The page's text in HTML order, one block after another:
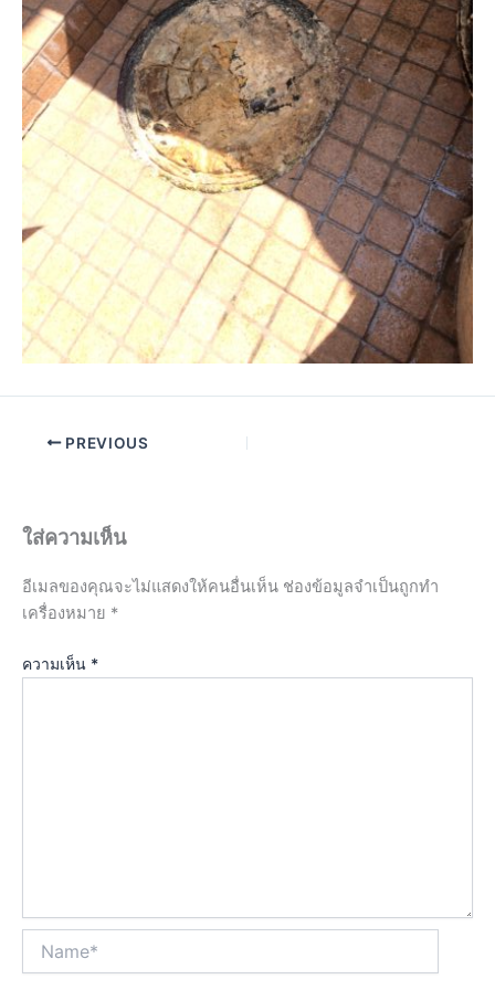
PREVIOUS
ใส่ความเห็น
อีเมลของคุณจะไม่แสดงให้คนอื่นเห็น ช่องข้อมูลจำเป็นถูกทำ
เครื่องหมาย *
ความเห็น *